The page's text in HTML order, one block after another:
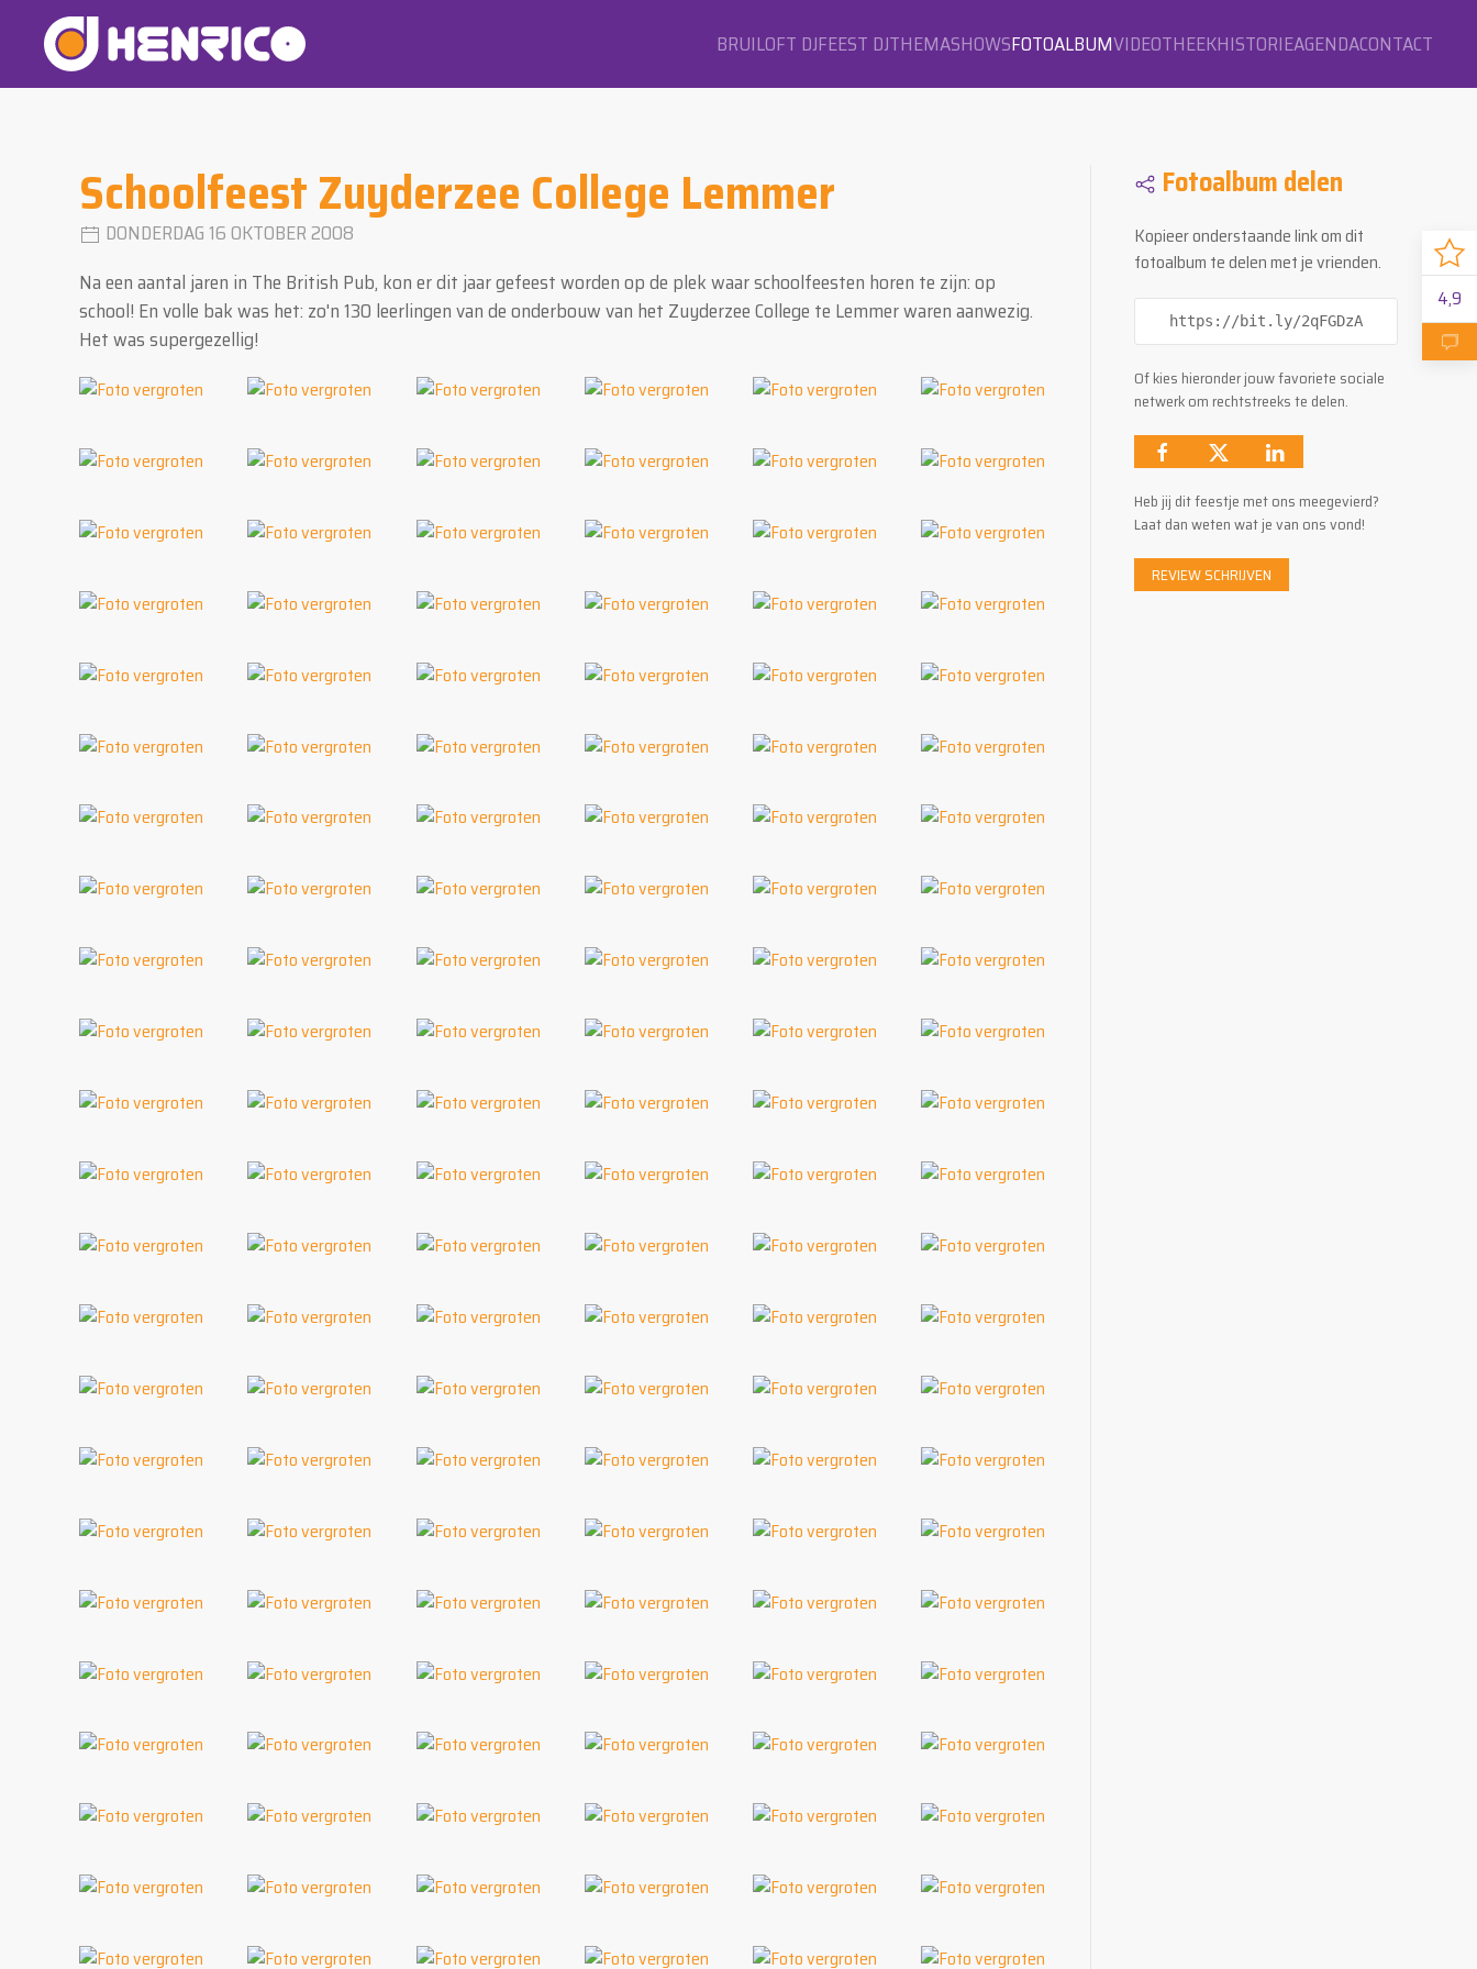
4,9
BRUILOFT DJFEEST DJTHEMASHOWSFOTOALBUMVIDEOTHEEKHISTORIEAGENDACONTACT
Schoolfeest Zuyderzee College Lemmer
DONDERDAG 16 OKTOBER 2008
Na een aantal jaren in The British Pub, kon er dit jaar gefeest worden op de plek waar schoolfeesten horen te zijn: op
school! En volle bak was het: zo'n 130 leerlingen van de onderbouw van het Zuyderzee College te Lemmer waren aanwezig.
Het was supergezellig!
Fotoalbum delen
Kopieer onderstaande link om dit
fotoalbum te delen met je vrienden.
https://bit.ly/2qFGDzA
Of kies hieronder jouw favoriete sociale
netwerk om rechtstreeks te delen.
Heb jij dit feestje met ons meegevierd?
Laat dan weten wat je van ons vond!
REVIEW SCHRIJVEN